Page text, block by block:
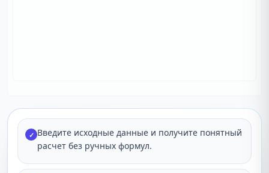
✓ Введите исходные данные и получите понятный
расчет без ручных формул.